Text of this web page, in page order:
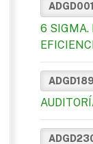
6 SIGMA.